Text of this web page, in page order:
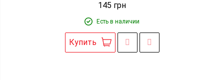
145 грн
Есть в наличии
Купить